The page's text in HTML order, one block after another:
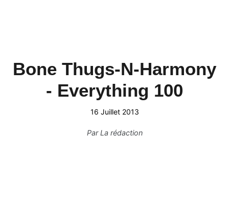
Bone Thugs-N-Harmony
- Everything 100
16 Juillet 2013
ParLa rédaction